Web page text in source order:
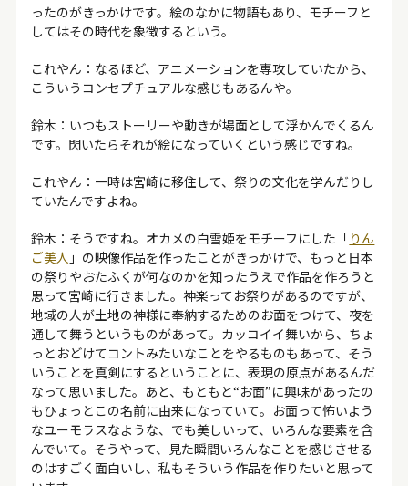
ったのがきっかけです。絵のなかに物語もあり、モチーフと
してはその時代を象徴するという。
これやん：なるほど、アニメーションを専攻していたから、
こういうコンセプチュアルな感じもあるんや。
鈴木：いつもストーリーや動きが場面として浮かんでくるん
です。閃いたらそれが絵になっていくという感じですね。
これやん：一時は宮崎に移住して、祭りの文化を学んだりし
ていたんですよね。
鈴木：そうですね。オカメの白雪姫をモチーフにした「りん
ご美人 」の映像作品を作ったことがきっかけで、もっと日本
の祭りやおたふくが何なのかを知ったうえで作品を作ろうと
思って宮崎に行きました。神楽ってお祭りがあるのですが、
地域の人が土地の神様に奉納するためのお面をつけて、夜を
通して舞うというものがあって。カッコイイ舞いから、ちょ
っとおどけてコントみたいなことをやるものもあって、そう
いうことを真剣にするということに、表現の原点があるんだ
なって思いました。あと、もともと“お面”に興味があったの
もひょっとこの名前に由来になっていて。お面って怖いよう
なユーモラスなような、でも美しいって、いろんな要素を含
んでいて。そうやって、見た瞬間いろんなことを感じさせる
のはすごく面白いし、私もそういう作品を作りたいと思って